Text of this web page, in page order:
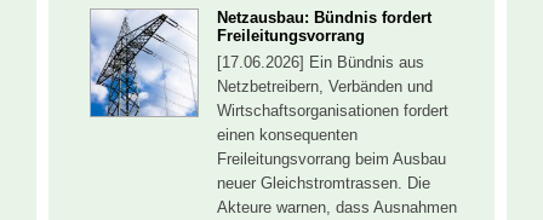
Netzausbau: Bündnis fordert
Freileitungsvorrang
[17.06.2026] Ein Bündnis aus
Netzbetreibern, Verbänden und
Wirtschaftsorganisationen fordert
einen konsequenten
Freileitungsvorrang beim Ausbau
neuer Gleichstromtrassen. Die
Akteure warnen, dass Ausnahmen